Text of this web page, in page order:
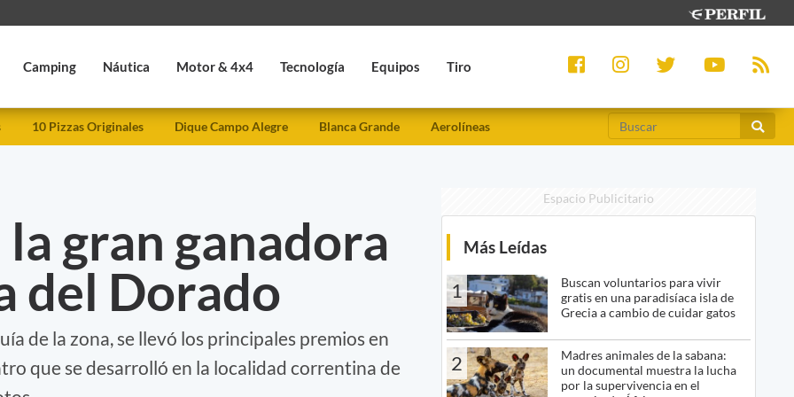
Camping Náutica Motor & 4x4 Tecnología Equipos Tiro
10 Pizzas Originales Dique Campo Alegre Blanca Grande Aerolíneas
gran ganadora
del Dorado
de la zona, se llevó los principales premios en
que se desarrolló en la localidad correntina de
Espacio Publicitario
Más Leídas
1
Buscan voluntarios para vivir
gratis en una paradisíaca isla de
Grecia a cambio de cuidar gatos
2
Madres animales de la sabana:
un documental muestra la lucha
por la supervivencia en el